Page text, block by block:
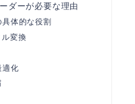
ダーが必要な理由
体的な役割
変換
適化